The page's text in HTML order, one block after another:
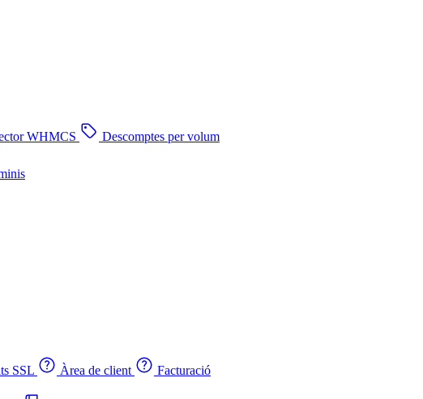
WHMCS
Descomptes per volum
SSL Àrea de client
Facturació